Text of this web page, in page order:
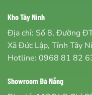
Kho Tây Ninh
Địa chỉ: Số 8, Đường
Xã Đức Lập, Tỉnh Tây
Hotline: 0968 81 82
Showroom Đà Nẵng